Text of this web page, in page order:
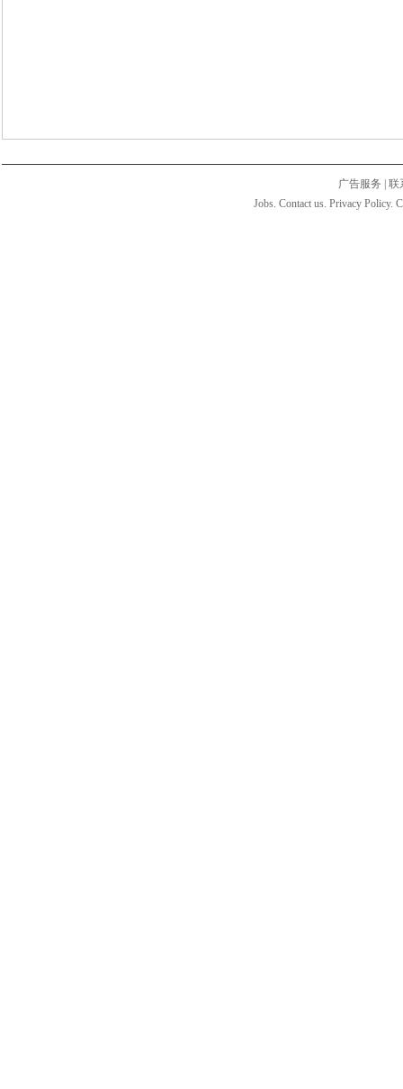
广告服务
联
Jobs. Contact us. Privacy Policy.